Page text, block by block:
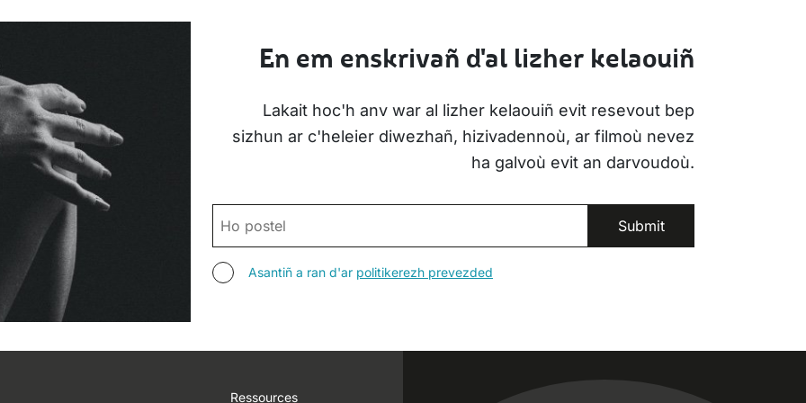
En em enskrivañ d'al lizher kelaouiñ
Lakait hoc'h anv war al lizher kelaouiñ evit resevout bep
sizhun ar c'heleier diwezhañ, hizivadennoù, ar filmoù nevez
ha galvoù evit an darvoudoù.
POSTEL
ASANTIÑAsantiñ a ran d'ar politikerezh prevezded
Ressources